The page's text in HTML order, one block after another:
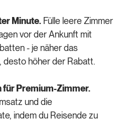
Minute. Fülle leere Zimmer
vor der Ankunft mit
- je näher das
desto höher der Rabatt.
für Premium-Zimmer.
und die
indem du Reisende zu